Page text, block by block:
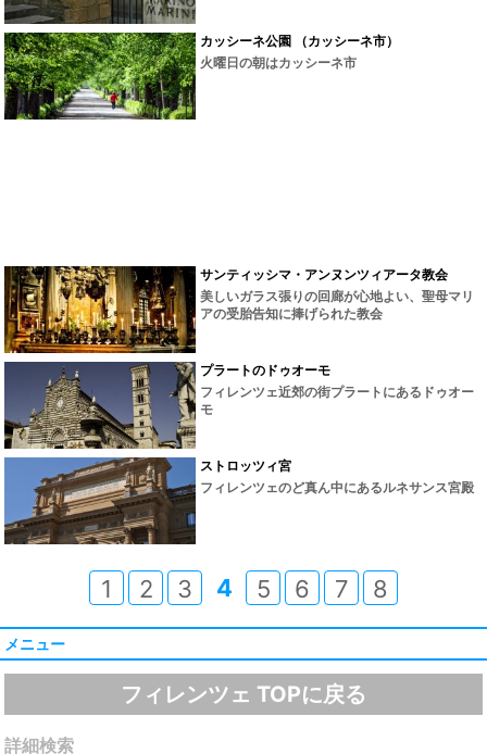
カッシーネ公園 （カッシーネ市）
火曜日の朝はカッシーネ市
サンティッシマ・アンヌンツィアータ教会
美しいガラス張りの回廊が心地よい、聖母マリ
アの受胎告知に捧げられた教会
プラートのドゥオーモ
フィレンツェ近郊の街プラートにあるドゥオー
モ
ストロッツィ宮
フィレンツェのど真ん中にあるルネサンス宮殿
1 2 3 4 5 6 7 8
メニュー
フィレンツェ TOPに戻る
詳細検索